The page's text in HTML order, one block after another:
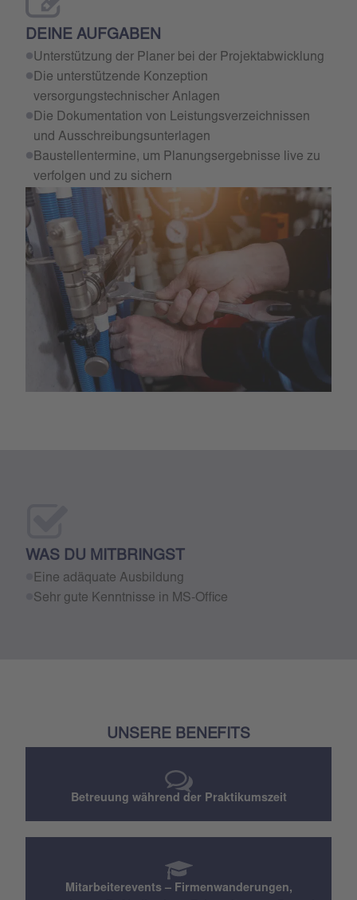
DEINE AUFGABEN
Unterstützung der Planer bei der Projektabwicklung
Die unterstützende Konzeption
versorgungstechnischer Anlagen
Die Dokumentation von Leistungsverzeichnissen
und Ausschreibungsunterlagen
Baustellentermine, um Planungsergebnisse live zu
verfolgen und zu sichern
WAS DU MITBRINGST
Eine adäquate Ausbildung
Sehr gute Kenntnisse in MS-Office
UNSERE BENEFITS
Betreuung während der Praktikumszeit
Mitarbeiterevents – Firmenwanderungen,